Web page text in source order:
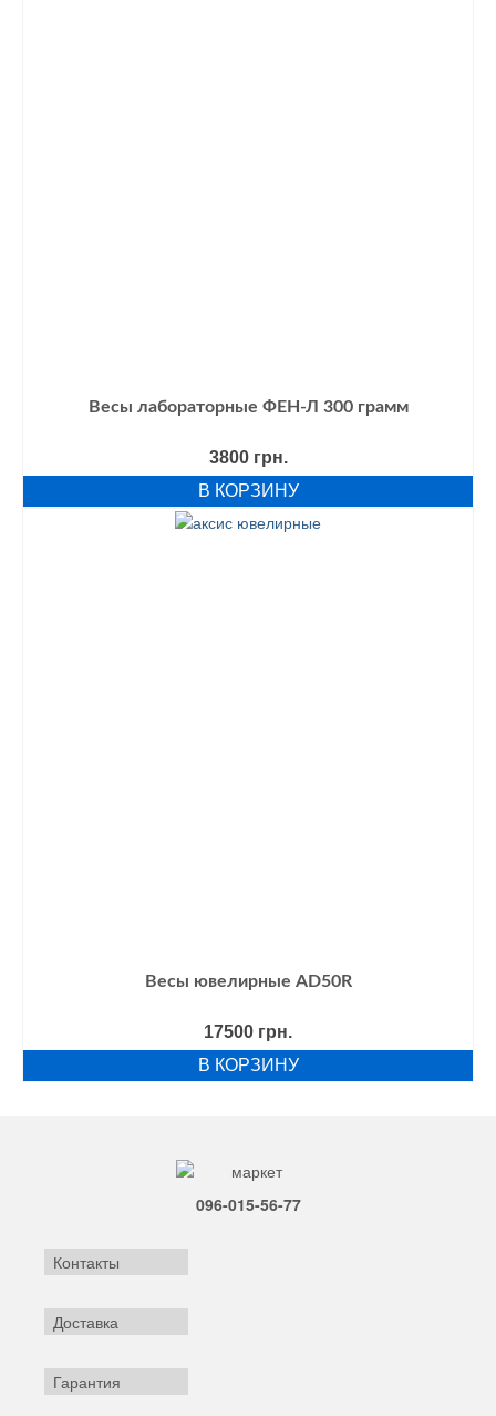
Весы лабораторные ФЕН-Л 300 грамм
3800 грн.
В КОРЗИНУ
Весы ювелирные AD50R
17500 грн.
В КОРЗИНУ
096-015-56-77
Контакты
Доставка
Гарантия